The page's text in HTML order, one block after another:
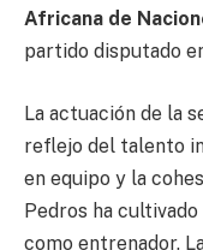
Africana de
partido disputado
La actuación de la
reflejo del talento
en equipo y la
Pedros ha
como entrenador.